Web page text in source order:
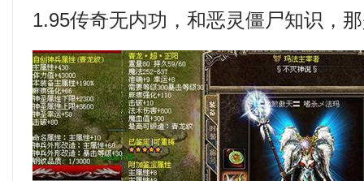
1.95传奇无内功，和恶灵僵尸知识，